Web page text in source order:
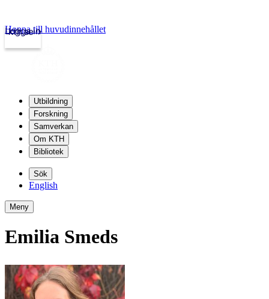
kth.se
Logga in
Hoppa till huvudinnehållet
Utbildning
Forskning
Samverkan
Om KTH
Bibliotek
Sök
English
Meny
Emilia Smeds